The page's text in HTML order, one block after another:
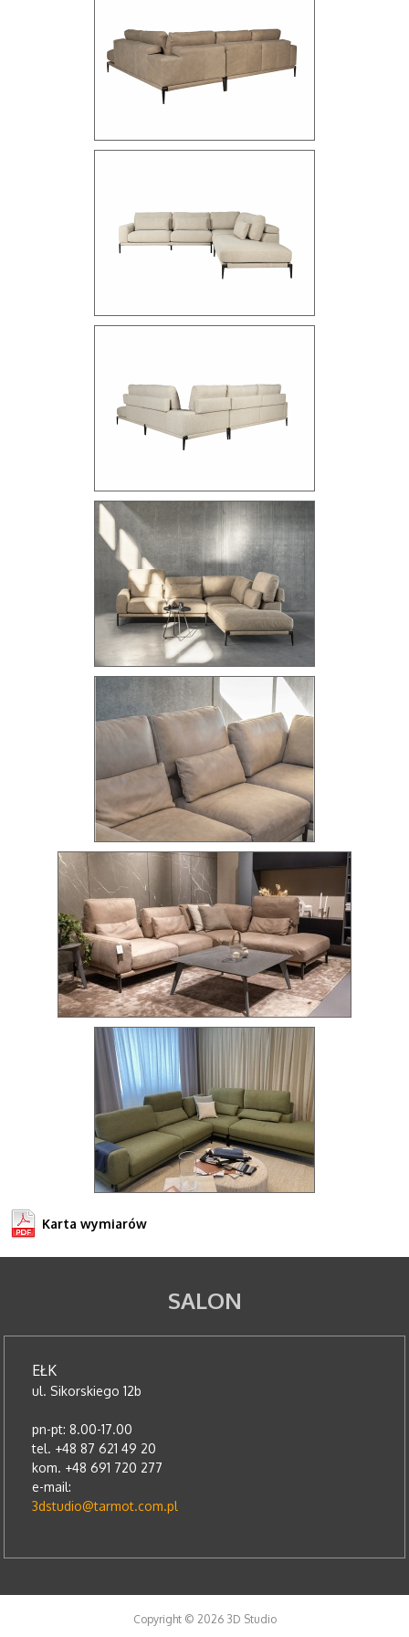
Karta wymiarów
SALON
EŁK
ul. Sikorskiego 12b
pn-pt: 8.00-17.00
tel. +48 87 621 49 20
kom. +48 691 720 277
e-mail:
3dstudio@tarmot.com.pl
Copyright © 2026 3D Studio